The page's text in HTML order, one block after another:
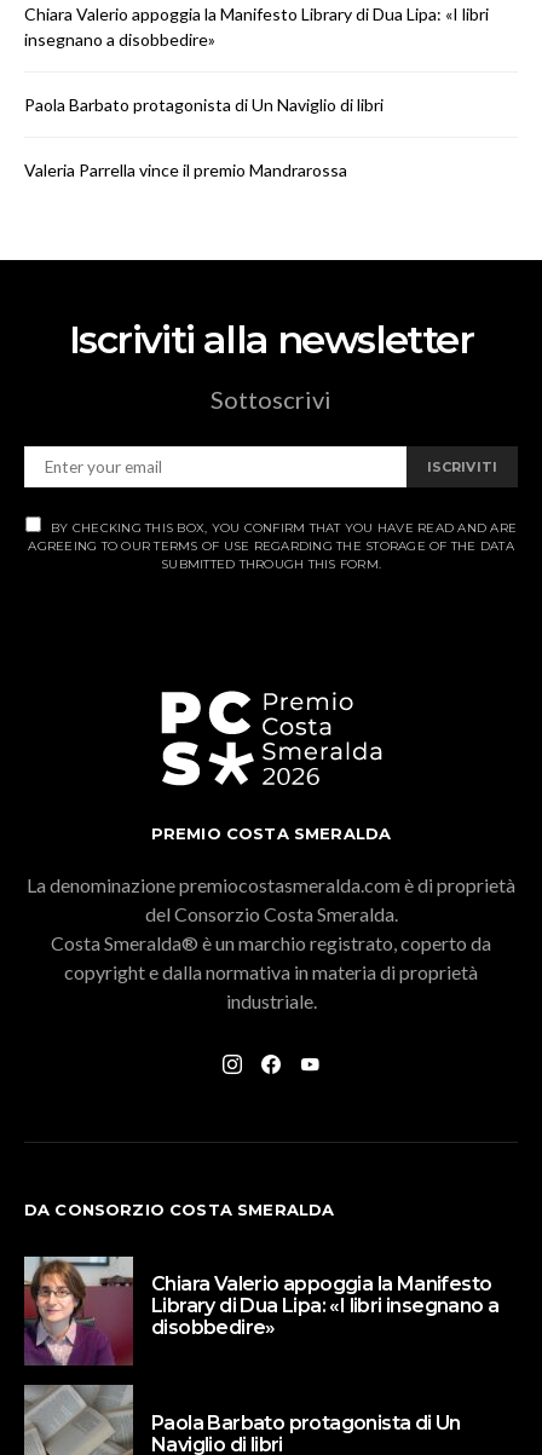
Chiara Valerio appoggia la Manifesto Library di Dua Lipa: «I libri
insegnano a disobbedire»
Paola Barbato protagonista di Un Naviglio di libri
Valeria Parrella vince il premio Mandrarossa
Iscriviti alla newsletter
Sottoscrivi
ISCRIVITI
BY CHECKING THIS BOX, YOU CONFIRM THAT YOU HAVE READ AND ARE
AGREEING TO OUR TERMS OF USE REGARDING THE STORAGE OF THE DATA
SUBMITTED THROUGH THIS FORM.
PREMIO COSTA SMERALDA
La denominazione premiocostasmeralda.com è di proprietà
del Consorzio Costa Smeralda.
Costa Smeralda® è un marchio registrato, coperto da
copyright e dalla normativa in materia di proprietà
industriale.
DA CONSORZIO COSTA SMERALDA
Chiara Valerio appoggia la Manifesto
Library di Dua Lipa: «I libri insegnano a
disobbedire»
Paola Barbato protagonista di Un
Naviglio di libri